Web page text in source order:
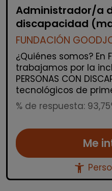
Administrador/a
discapacidad
FUNDACIÓN
¿Quiénes somos?
trabajamos por la
PERSONAS CON
tecnológicos de
% de respuesta:
Me
accessibility_new